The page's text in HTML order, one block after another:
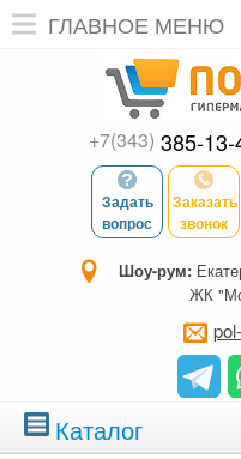
ГЛАВНОЕ МЕНЮ
+7(343) 385-13-
Задать
вопрос
Заказать
звонок
Шоу-рум:
ЖК
Каталог